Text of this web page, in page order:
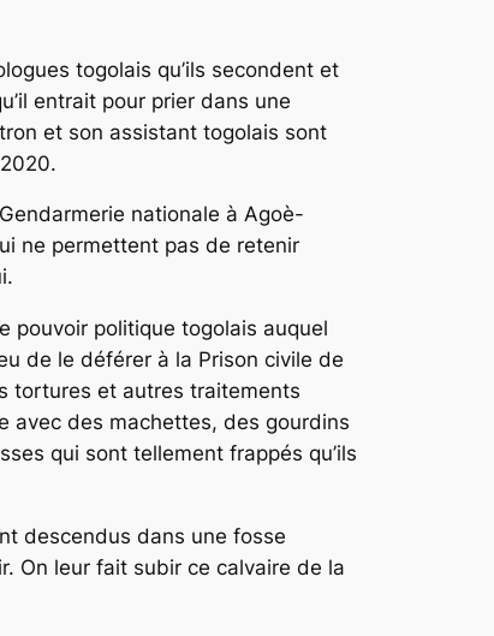
togolais qu’ils secondent et
entrait pour prier dans une
et son assistant togolais sont
nationale à Agoè-
ne permettent pas de retenir
pouvoir politique togolais auquel
de le déférer à la Prison civile de
tortures et autres traitements
avec des machettes, des gourdins
qui sont tellement frappés qu’ils
descendus dans une fosse
On leur fait subir ce calvaire de la